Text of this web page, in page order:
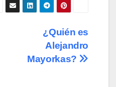
m
¿Quién es
Alejandro
Mayorkas?